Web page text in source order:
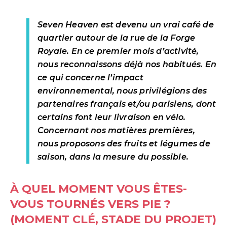
Seven Heaven est devenu un vrai café de
quartier autour de la rue de la Forge
Royale. En ce premier mois d’activité,
nous reconnaissons déjà nos habitués. En
ce qui concerne l’impact
environnemental, nous privilégions des
partenaires français et/ou parisiens, dont
certains font leur livraison en vélo.
Concernant nos matières premières,
nous proposons des fruits et légumes de
saison, dans la mesure du possible.
À QUEL MOMENT VOUS ÊTES-
VOUS TOURNÉS VERS PIE ?
(MOMENT CLÉ, STADE DU PROJET)